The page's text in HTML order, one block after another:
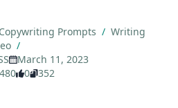
Copywriting Prompts / Writing
/
March 11, 2023
480
0 352